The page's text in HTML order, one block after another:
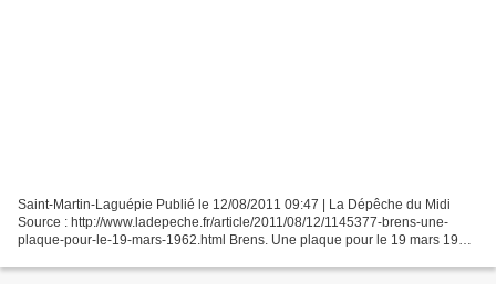
Saint-Martin-Laguépie Publié le 12/08/2011 09:47 | La Dépêche du Midi
Source : http://www.ladepeche.fr/article/2011/08/12/1145377-brens-une-
plaque-pour-le-19-mars-1962.html Brens. Une plaque pour le 19 mars 1962